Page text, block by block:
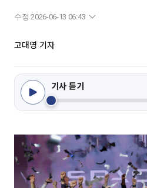
수정 2026-06-13 06:43
고대영 기자
기사 듣기